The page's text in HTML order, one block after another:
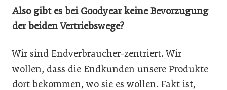
Also gibt es bei Goodyear keine Bevorzugung
der beiden Vertriebswege?
Wir sind Endverbraucher-zentriert. Wir
wollen, dass die Endkunden unsere Produkte
dort bekommen, wo sie es wollen. Fakt ist,